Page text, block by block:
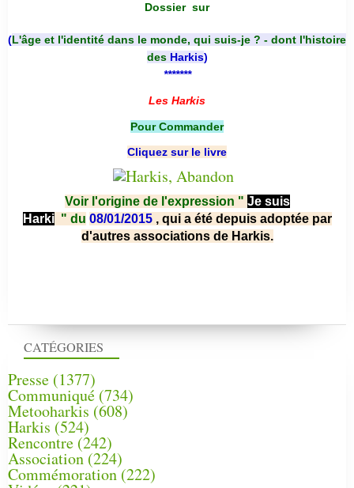
CATÉGORIES
Presse (1377)
Communiqué (734)
Metooharkis (608)
Harkis (524)
Rencontre (242)
Association (224)
Commémoration(222)
Dossier sur
(L'âge et l'identité dans le monde, qui suis-je ? - dont l'histoire
des Harkis)
*******
Les Harkis
Pour Commander
Cliquez sur le livre
Voir l'origine de l'expression " Je suis
Harki " du 08/01/2015 , qui a été depuis adoptée par
d'autres associations de Harkis.